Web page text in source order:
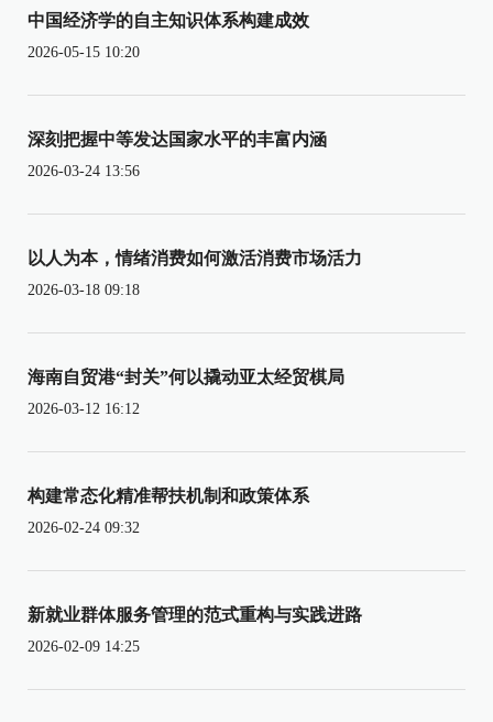
中国经济学的自主知识体系构建成效
2026-05-15 10:20
深刻把握中等发达国家水平的丰富内涵
2026-03-24 13:56
以人为本，情绪消费如何激活消费市场活力
2026-03-18 09:18
海南自贸港“封关”何以撬动亚太经贸棋局
2026-03-12 16:12
构建常态化精准帮扶机制和政策体系
2026-02-24 09:32
新就业群体服务管理的范式重构与实践进路
2026-02-09 14:25